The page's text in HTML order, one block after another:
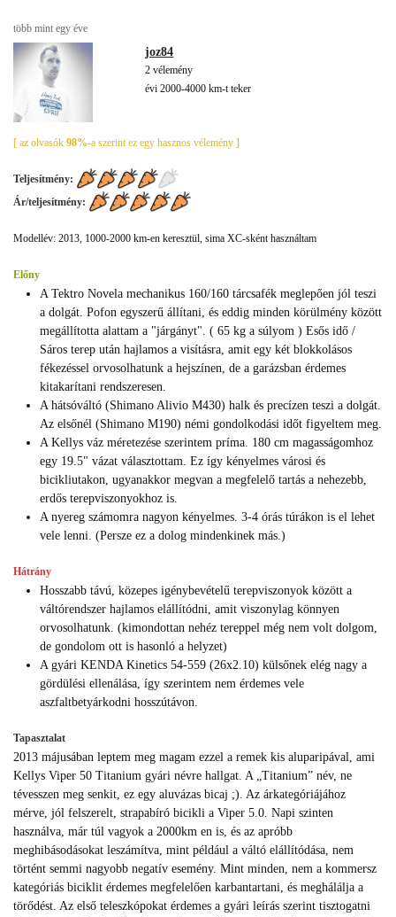
több mint egy éve
joz84
2 vélemény
évi 2000-4000 km-t teker
[ az olvasók 98%-a szerint ez egy hasznos vélemény ]
Teljesítmény:
Ár/teljesítmény:
Modellév: 2013, 1000-2000 km-en keresztül, sima XC-sként használtam
Előny
A Tektro Novela mechanikus 160/160 tárcsafék meglepően jól teszi
a dolgát. Pofon egyszerű állítani, és eddig minden körülmény között
megállította alattam a "járgányt". ( 65 kg a súlyom ) Esős idő /
Sáros terep után hajlamos a visításra, amit egy két blokkolásos
fékezéssel orvosolhatunk a hejszínen, de a garázsban érdemes
kitakarítani rendszeresen.
A hátsóváltó (Shimano Alivio M430) halk és precízen teszi a dolgát.
Az elsőnél (Shimano M190) némi gondolkodási időt figyeltem meg.
A Kellys váz méretezése szerintem príma. 180 cm magasságomhoz
egy 19.5" vázat választottam. Ez így kényelmes városi és
bicikliutakon, ugyanakkor megvan a megfelelő tartás a nehezebb,
erdős terepviszonyokhoz is.
A nyereg számomra nagyon kényelmes. 3-4 órás túrákon is el lehet
vele lenni. (Persze ez a dolog mindenkinek más.)
Hátrány
Hosszabb távú, közepes igénybevételű terepviszonyok között a
váltórendszer hajlamos elállítódni, amit viszonylag könnyen
orvosolhatunk. (kimondottan nehéz tereppel még nem volt dolgom,
de gondolom ott is hasonló a helyzet)
A gyári KENDA Kinetics 54-559 (26x2.10) külsőnek elég nagy a
gördülési ellenálása, így szerintem nem érdemes vele
aszfaltbetyárkodni hosszútávon.
Tapasztalat
2013 májusában leptem meg magam ezzel a remek kis aluparipával, ami
Kellys Viper 50 Titanium gyári névre hallgat. A „Titanium” név, ne
tévesszen meg senkit, ez egy aluvázas bicaj ;). Az árkategóriájához
mérve, jól felszerelt, strapabíró bicikli a Viper 5.0. Napi szinten
használva, már túl vagyok a 2000km en is, és az apróbb
meghibásodásokat leszámítva, mint például a váltó elállítódása, nem
történt semmi nagyobb negatív esemény. Mint minden, nem a kommersz
kategóriás biciklit érdemes megfelelően karbantartani, és meghálálja a
törődést. Az első teleszkópokat érdemes a gyári leírás szerint tisztogatni